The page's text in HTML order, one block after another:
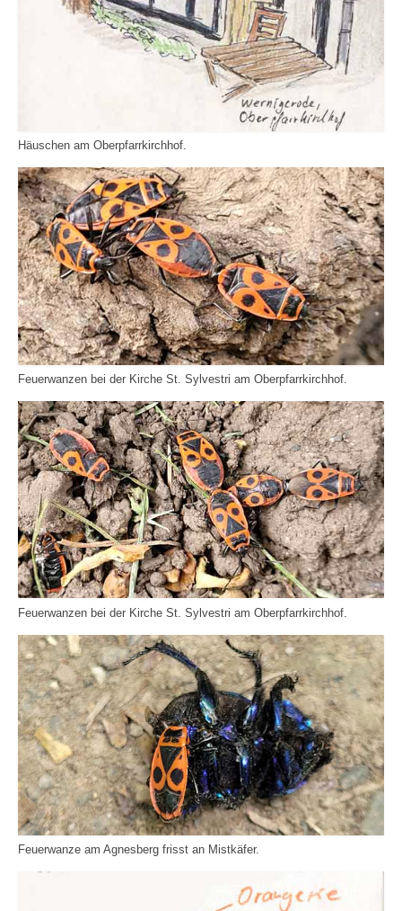
Häuschen am Oberpfarrkirchhof.
Feuerwanzen bei der Kirche St. Sylvestri am Oberpfarrkirchhof.
Feuerwanzen bei der Kirche St. Sylvestri am Oberpfarrkirchhof.
Feuerwanze am Agnesberg frisst an Mistkäfer.